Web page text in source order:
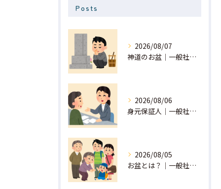
Posts
2026/08/07
神道のお盆｜一般社団法人 星月
2026/08/06
身元保証人｜一般社団法人 星月
2026/08/05
お盆とは？｜一般社団法人 星月